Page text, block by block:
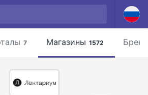
7 Магазины 1572